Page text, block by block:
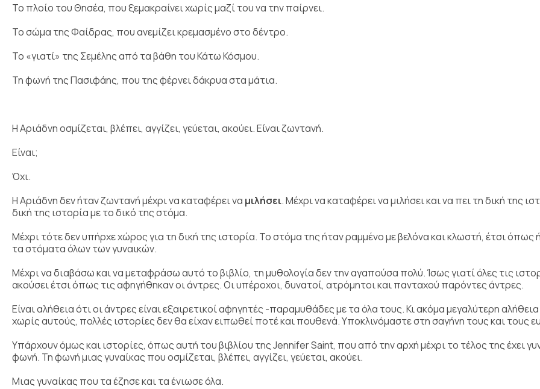
Το πλοίο του Θησέα, που ξεμακραίνει χωρίς μαζί του να την παίρνει.
Το σώμα της Φαίδρας, που ανεμίζει κρεμασμένο στο δέντρο.
Το «γιατί» της Σεμέλης από τα βάθη του Κάτω Κόσμου.
Τη φωνή της Πασιφάης, που της φέρνει δάκρυα στα μάτια.
Η Αριάδνη οσμίζεται, βλέπει, αγγίζει, γεύεται, ακούει. Είναι ζωντανή.
Είναι;
Όχι.
Η Αριάδνη δεν ήταν ζωντανή μέχρι να καταφέρει να μιλήσει. Μέχρι να καταφέρει να μιλήσει και να πει τη δική της
δική της ιστορία με το δικό της στόμα.
Μέχρι τότε δεν υπήρχε χώρος για τη δική της ιστορία. Το στόμα της ήταν ραμμένο με βελόνα και κλωστή, έτσι όπως
τα στόματα όλων των γυναικών.
Μέχρι να διαβάσω και να μεταφράσω αυτό το βιβλίο, τη μυθολογία δεν την αγαπούσα πολύ. Ίσως γιατί όλες τις
ακούσει έτσι όπως τις αφηγήθηκαν οι άντρες. Οι υπέροχοι, δυνατοί, ατρόμητοι και πανταχού παρόντες άντρες.
Είναι αλήθεια ότι οι άντρες είναι εξαιρετικοί αφηγητές -παραμυθάδες με τα όλα τους. Κι ακόμα μεγαλύτερη αλήθεια
χωρίς αυτούς, πολλές ιστορίες δεν θα είχαν ειπωθεί ποτέ και πουθενά. Υποκλινόμαστε στη σαγήνη τους και τους
Υπάρχουν όμως και ιστορίες, όπως αυτή του βιβλίου της Jennifer Saint, που από την αρχή μέχρι το τέλος της έχει
φωνή. Τη φωνή μιας γυναίκας που οσμίζεται, βλέπει, αγγίζει, γεύεται, ακούει.
Μιας γυναίκας που τα έζησε και τα ένιωσε όλα.